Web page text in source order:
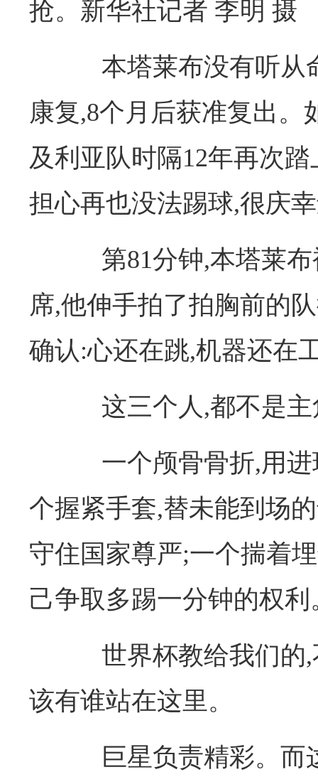
抢。新华社记者 李明 摄
本塔莱布没有听从
康复,8个月后获准复出。
及利亚队时隔12年再次
担心再也没法踢球,很庆
第81分钟,本塔莱布
席,他伸手拍了拍胸前的
确认:心还在跳,机器还在
这三个人,都不是主
一个颅骨骨折,用进
个握紧手套,替未能到场
守住国家尊严;一个揣着
己争取多踢一分钟的权利
世界杯教给我们的,
该有谁站在这里。
巨星负责精彩。而